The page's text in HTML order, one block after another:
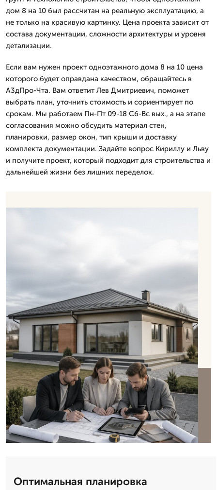
дом 8 на 10 был рассчитан на реальную эксплуатацию, а
не только на красивую картинку. Цена проекта зависит от
состава документации, сложности архитектуры и уровня
детализации.
Если вам нужен проект одноэтажного дома 8 на 10 цена
которого будет оправдана качеством, обращайтесь в
А3дПро-Чта. Вам ответит Лев Дмитpиевич, поможет
выбрать план, уточнить стоимость и сориентирует по
срокам. Мы работаем Пн-Пт 09-18 Сб-Вс вых., а на этапе
согласования можно обсудить материал стен,
планировки, размер окон, тип крыши и доставку
комплекта документации. Задайте вопрос Кириллу и Льву
и получите проект, который подходит для строительства и
дальнейшей жизни без лишних переделок.
Оптимальная планировка